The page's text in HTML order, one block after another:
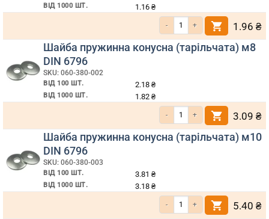
ВІД 1000 ШТ. 1.16 ₴
Кількість Шайба пружинна
1.96 ₴
Шайба пружинна конусна (тарільчата) м8
DIN 6796
SKU: 060-380-002
ВІД 100 ШТ. 2.18 ₴
ВІД 1000 ШТ. 1.82 ₴
Кількість Шайба пружинна
3.09 ₴
Шайба пружинна конусна (тарільчата) м10
DIN 6796
SKU: 060-380-003
ВІД 100 ШТ. 3.81 ₴
ВІД 1000 ШТ. 3.18 ₴
Кількість Шайба пружинна
5.40 ₴